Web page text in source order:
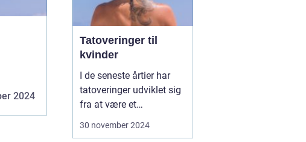
2024
Tatoveringer til
kvinder
I de seneste årtier har
tatoveringer udviklet sig
fra at være et
nichefænomen til en
30 november 2024